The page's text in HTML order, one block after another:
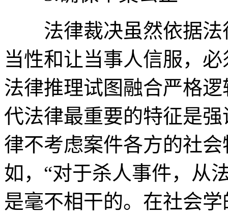
法律裁决虽然依据法
当性和让当事人信服，
法律推理试图融合严格
代法律最重要的特征是
律不考虑案件各方的社
如，“对于杀人事件，从
是毫不相干的。在社会